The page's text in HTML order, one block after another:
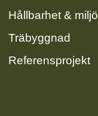
Hållbarhet & miljö
Träbyggnad
Referensprojekt